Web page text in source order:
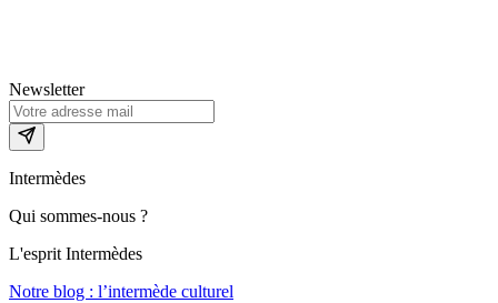
Newsletter
Intermèdes
Qui sommes-nous ?
L'esprit Intermèdes
Notre blog : l’intermède culturel